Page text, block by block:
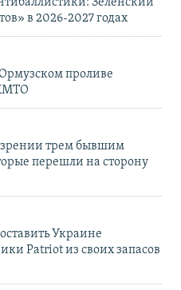
в 2026-2027 годах
проливе
трем бывшим
перешли на сторону
Украине
Patriot из своих запасов